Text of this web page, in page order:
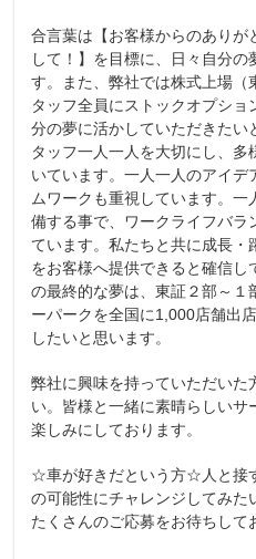
合言葉は【お客様からのありが
して！】を目標に、日々自分の
す。また、弊社では株式上場（
タッフ全員にストックオプショ
分の夢に活かしていただきたい
タッフ一人一人を大切にし、
いています。一人一人のアイデ
ムワークも重視しています。
備する事で、ワークライフバラ
ています。私たちと共に成長・
をお客様へ提供できると確信し
の最終的な夢は、東証２部～１
ーパークを全国に1,000店舗出
したいと思います。
弊社に興味を持っていただいた
い。皆様と一緒に素晴らしいサ
楽しみにしております。
☆車が好きだという方☆人と接
の可能性にチャレンジしてみた
たくさんのご応募をお待ちして